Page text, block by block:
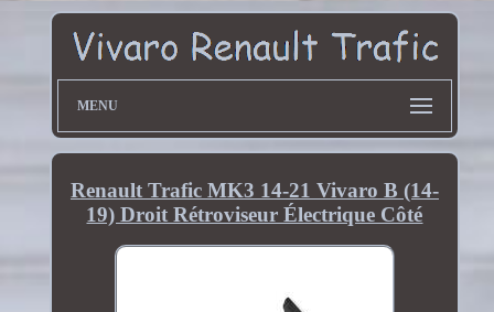
MENU
Renault Trafic MK3 14-21 Vivaro B (14-
19) Droit Rétroviseur Électrique Côté